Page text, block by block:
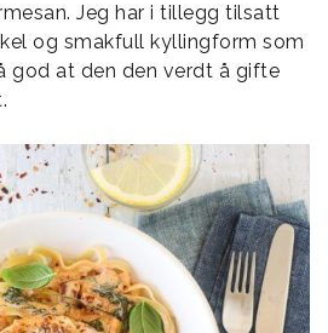
Jeg har i tillegg tilsatt
og smakfull kyllingform som
god at den den verdt å gifte